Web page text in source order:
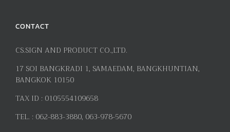
CONTACT
CS.SIGN AND PRODUCT CO.,LTD.
17 SOI BANGKRADI 1, SAMAEDAM, BANGKHUNTIAN,
BANGKOK 10150
TAX ID : 0105554109658
TEL. : 062-883-3880, 063-978-5670